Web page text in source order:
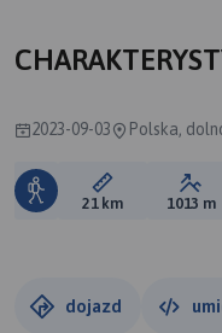
2023-09-03 Polska,
Długość trasy:
21 km 1013 m
dojazd